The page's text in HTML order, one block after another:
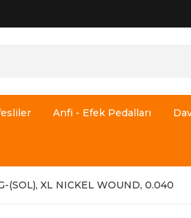
Anfi - Efek Pedalları
(SOL), XL NICKEL WOUND, 0.040